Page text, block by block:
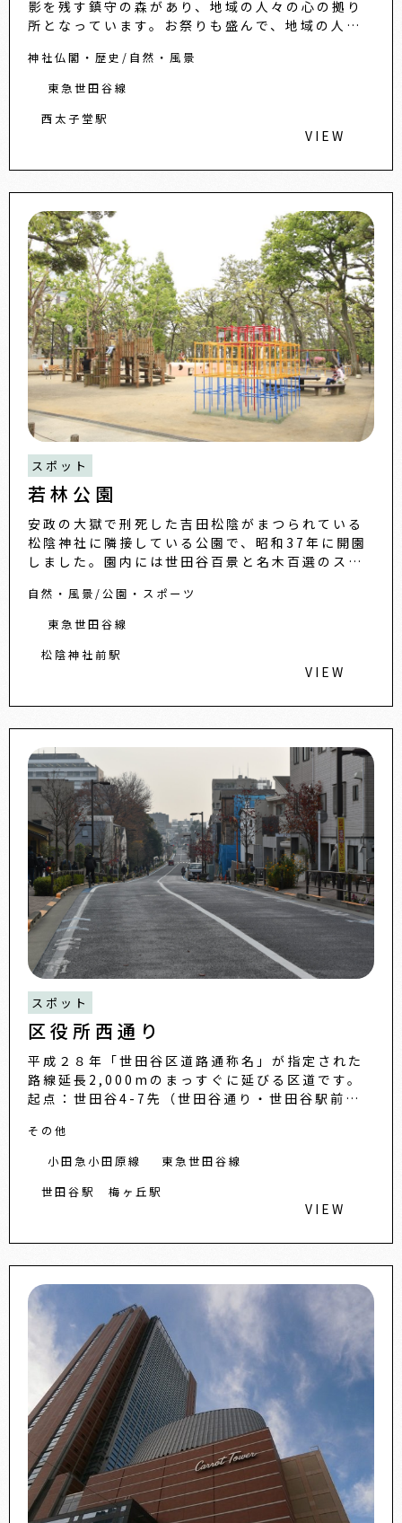
影を残す鎮守の森があり、地域の人々の心の拠り
所となっています。お祭りも盛んで、地域の人が
賑わいます。
神社仏閣・歴史
自然・風景
東急世田谷線
西太子堂駅
VIEW
スポット
若林公園
安政の大獄で刑死した吉田松陰がまつられている
松陰神社に隣接している公園で、昭和37年に開園
しました。園内には世田谷百景と名木百選のスジ
の憩いの場となっていま...
自然・風景
公園・スポーツ
東急世田谷線
松陰神社前駅
VIEW
スポット
区役所西通り
平成２８年「世田谷区道路通称名」が指定された
路線延長2,000mのまっすぐに延びる区道です。
起点：世田谷4-7先（世田谷通り・世田谷駅前交
名」は区道を親...
その他
小田急小田原線
東急世田谷線
世田谷駅
梅ヶ丘駅
VIEW